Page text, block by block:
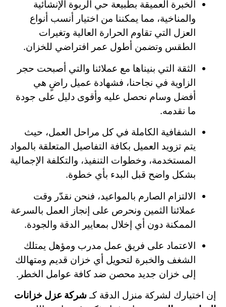
الخبرة العميقة بطبيعة حي الربوة الإنشائية
والمناخية، مما يمكننا من اختيار أنسب أنواع
العزل التي تقاوم الحرارة العالية وتغيرات
الطقس وتضمن أطول عمر افتراضي للخزان.
الثقة التي بنيناها مع عملائنا والتي أصبحت حجر
الزاوية في نجاحنا، فشهادة عميل راضٍ هي
أفضل وسام نحصل عليه وأقوى دليل على جودة
ما نقدمه.
الشفافية الكاملة في كل مراحل العمل، حيث
يتم تزويد العميل بكافة التفاصيل المتعلقة بالمواد
المستخدمة، وخطوات التنفيذ، والتكلفة الإجمالية
بشكل واضح قبل البدء بأي خطوة.
الالتزام الصارم بالمواعيد، فنحن نقدّر وقت
عملائنا الثمين ونحرص على إنجاز العمل بالسرعة
الممكنة دون أي إخلال بمعايير الدقة والجودة.
الاعتماد على فريق عمل مدرب ومؤهل يمتلك
الشغف والخبرة لتحويل أي خزان قديم ومتهالك
إلى خزان جديد محصن ضد كافة عوامل الخطر.
إن اختيارك لشركة منزل الدقة كـشركة عزل خزانات